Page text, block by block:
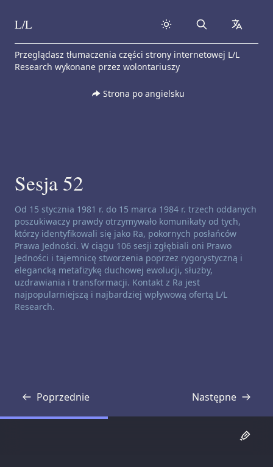
Skip to content
L/L Search
Przeglądasz tłumaczenia części strony internetowej L/L
Research wykonane przez wolontariuszy
Strona po angielsku
Sesja 52
Zastrzeżenie dotyczące kanałów:
Od 15 stycznia 1981 r. do 15 marca 1984 r. trzech oddanych
poszukiwaczy prawdy otrzymywało komunikaty od tych,
którzy identyfikowali się jako Ra, pokornych posłańców
Prawa Jedności. W ciągu 106 sesji zgłębiali oni Prawo
Jedności i tajemnicę stworzenia poprzez rygorystyczną i
elegancką metafizykę duchowej ewolucji, służby,
uzdrawiania i transformacji. Kontakt z Ra jest
najpopularniejszą i najbardziej wpływową ofertą L/L
Research.
Poprzednie
Transkrypcja Następne
Transkrypcja